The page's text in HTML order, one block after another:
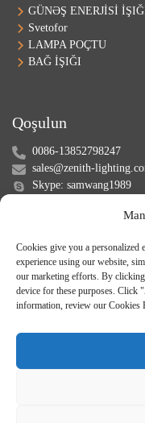
GÜNƏŞ ENERJİSİ
Svetofor
LAMPA POÇTU
BAĞ İŞIĞI
Qoşulun
0086-13852798247
sales@zenith-
Skype: samwang1989
© Müəllif hüquqları - 2010-
Cookies give you a personalized
experience using our website,
our marketing efforts. By
device for these purposes. Click
information, review our Cookies